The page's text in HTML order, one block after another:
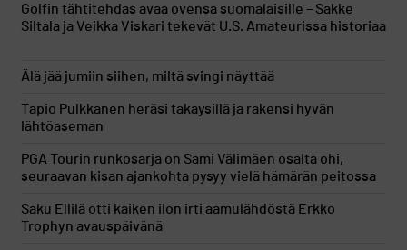
Golfin tähtitehdas avaa ovensa suomalaisille – Sakke
Siltala ja Veikka Viskari tekevät U.S. Amateurissa historiaa
Älä jää jumiin siihen, miltä svingi näyttää
Tapio Pulkkanen heräsi takaysillä ja rakensi hyvän
lähtöaseman
PGA Tourin runkosarja on Sami Välimäen osalta ohi,
seuraavan kisan ajankohta pysyy vielä hämärän peitossa
Saku Ellilä otti kaiken ilon irti aamulähdöstä Erkko
Trophyn avauspäivänä